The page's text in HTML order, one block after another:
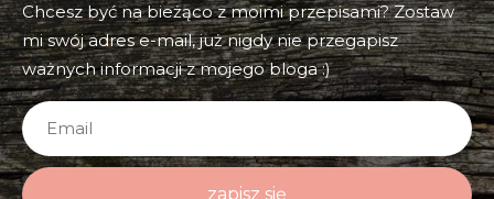
Chcesz być na bieżąco z moimi przepisami? Zostaw
mi swój adres e-mail, już nigdy nie przegapisz
ważnych informacji z mojego bloga :)
zapisz się